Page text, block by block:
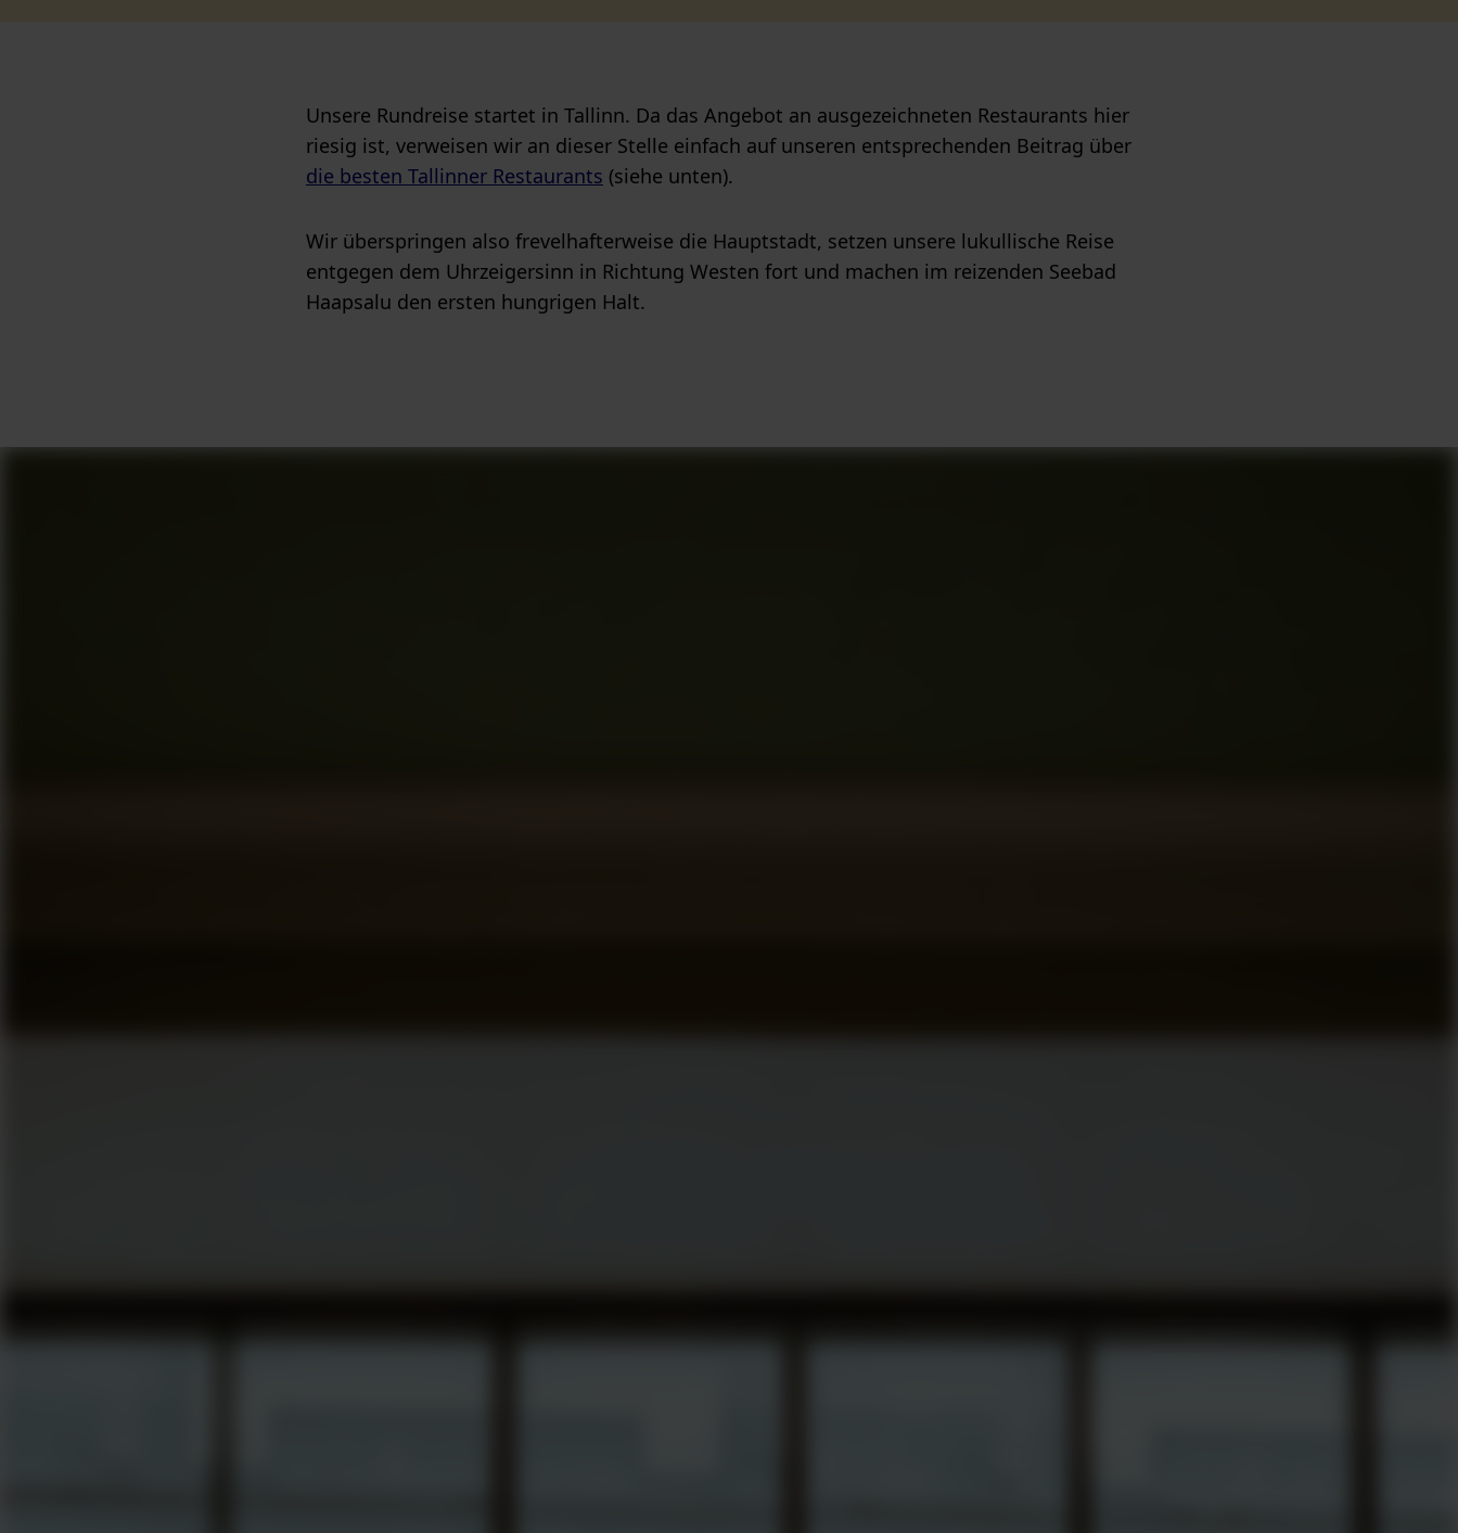
Unsere Rundreise startet in Tallinn. Da das Angebot an ausgezeichneten Restaurants hier
riesig ist, verweisen wir an dieser Stelle einfach auf unseren entsprechenden Beitrag über
die besten Tallinner Restaurants (siehe unten).
Wir überspringen also frevelhafterweise die Hauptstadt, setzen unsere lukullische Reise
entgegen dem Uhrzeigersinn in Richtung Westen fort und machen im reizenden Seebad
Haapsalu den ersten hungrigen Halt.